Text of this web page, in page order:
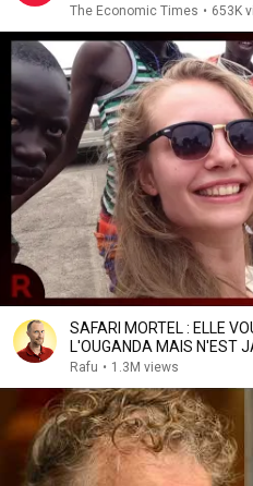
The Economic Times • 653K
SAFARI MORTEL : ELLE
L'OUGANDA MAIS N'EST
Rafu • 1.3M views